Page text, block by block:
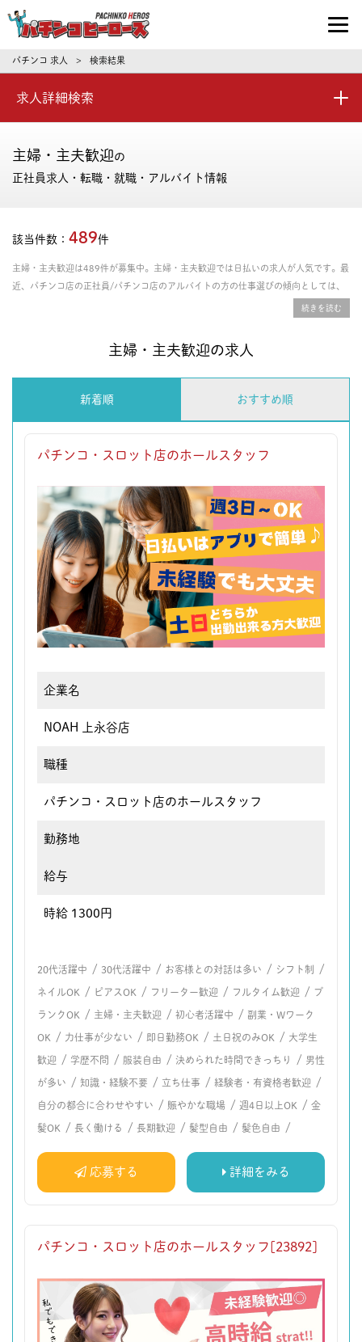
パチンコ求人・転職ならパチンコヒーロ
パチンコ 求人 > 検索結果
求人詳細検索
主婦・主夫歓迎の
正社員求人・転職・就職・アルバイト情報
該当件数： 489件
主婦・主夫歓迎は489件が募集中。主婦・主夫歓迎では日払いの求人が人気です。最
近、パチンコ店の正社員/パチンコ店のアルバイトの方の仕事選びの傾向としては、
資格取得支援あり、年間休日の多さ、残業時間の少なさを重視される方が多いです。
主婦・主夫歓迎の求人
新着順 おすすめ順
パチンコ・スロット店のホールスタッフ
企業名
NOAH 上永谷店
職種
パチンコ・スロット店のホールスタッフ
勤務地
給与
時給 1300円
20代活躍中 / 30代活躍中 / お客様との対話は多い / シフト制 /
ネイルOK / ピアスOK / フリーター歓迎 / フルタイム歓迎 / ブ
ランクOK / 主婦・主夫歓迎 / 初心者活躍中 / 副業・Wワーク
OK / 力仕事が少ない / 即日勤務OK / 土日祝のみOK / 大学生
歓迎 / 学歴不問 / 服装自由 / 決められた時間できっちり / 男性
が多い / 知識・経験不要 / 立ち仕事 / 経験者・有資格者歓迎 /
自分の都合に合わせやすい / 賑やかな職場 / 週4日以上OK / 金
髪OK / 長く働ける / 長期歓迎 / 髪型自由 / 髪色自由 /
応募する 詳細をみる
パチンコ・スロット店のホールスタッフ[23892]